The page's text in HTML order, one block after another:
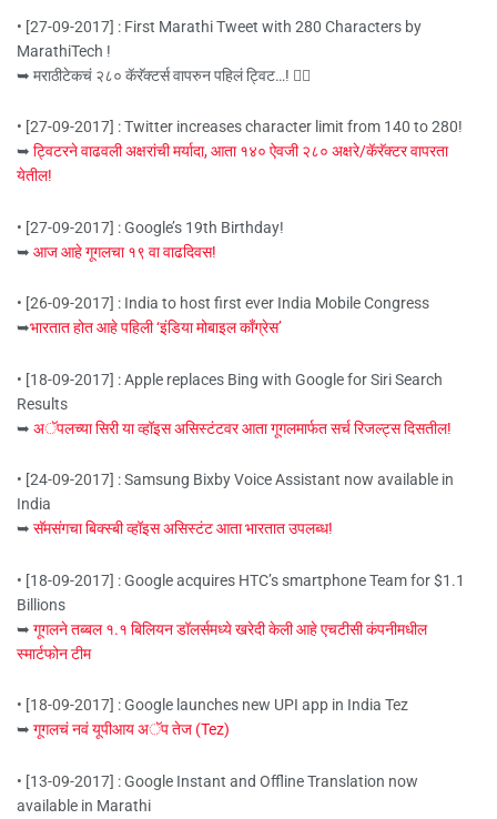
• [27-09-2017] : First Marathi Tweet with 280 Characters by
MarathiTech !
➥ मराठीटेकचं २८० कॅरॅक्टर्स वापरुन पहिलं ट्विट…! ✌🏻
• [27-09-2017] : Twitter increases character limit from 140 to 280!
➥ ट्विटरने वाढवली अक्षरांची मर्यादा, आता १४० ऐवजी २८० अक्षरे/कॅरॅक्टर वापरता
येतील!
• [27-09-2017] : Google’s 19th Birthday!
➥ आज आहे गूगलचा १९ वा वाढदिवस!
• [26-09-2017] : India to host first ever India Mobile Congress
➥भारतात होत आहे पहिली ‘इंडिया मोबाइल कॉंग्रेस’
• [18-09-2017] : Apple replaces Bing with Google for Siri Search
Results
➥ अॅपलच्या सिरी या व्हॉइस असिस्टंटवर आता गूगलमार्फत सर्च रिजल्ट्स दिसतील!
• [24-09-2017] : Samsung Bixby Voice Assistant now available in
India
➥ सॅमसंगचा बिक्स्बी व्हॉइस असिस्टंट आता भारतात उपलब्ध!
• [18-09-2017] : Google acquires HTC’s smartphone Team for $1.1
Billions
➥ गूगलने तब्बल १.१ बिलियन डॉलर्समध्ये खरेदी केली आहे एचटीसी कंपनीमधील
स्मार्टफोन टीम
• [18-09-2017] : Google launches new UPI app in India Tez
➥ गूगलचं नवं यूपीआय अॅप तेज (Tez)
• [13-09-2017] : Google Instant and Offline Translation now
available in Marathi